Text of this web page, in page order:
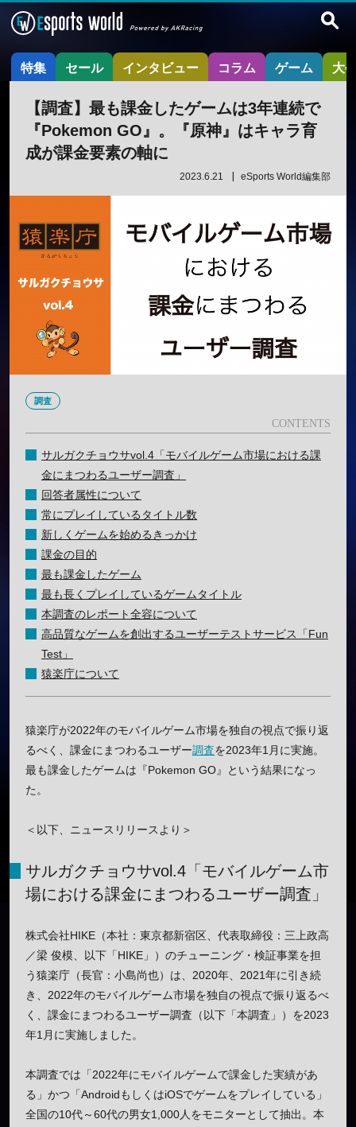
特集 セール インタビュー コラム ゲーム 大
【調査】最も課金したゲームは3年連続で
『Pokemon GO』。『原神』はキャラ育
成が課金要素の軸に
2023.6.21 eSports World編集部
調査
サルガクチョウサvol.4「モバイルゲーム市場における課
金にまつわるユーザー調査」
回答者属性について
常にプレイしているタイトル数
新しくゲームを始めるきっかけ
課金の目的
最も課金したゲーム
最も長くプレイしているゲームタイトル
本調査のレポート全容について
高品質なゲームを創出するユーザーテストサービス「Fun
Test」
猿楽庁について
猿楽庁が2022年のモバイルゲーム市場を独自の視点で振り返
るべく、課金にまつわるユーザー調査を2023年1月に実施。
最も課金したゲームは『Pokemon GO』という結果になっ
た。
＜以下、ニュースリリースより＞
サルガクチョウサvol.4「モバイルゲーム市
場における課金にまつわるユーザー調査」
株式会社HIKE（本社：東京都新宿区、代表取締役：三上政高
／梁 俊模、以下「HIKE」）のチューニング・検証事業を担
う猿楽庁（長官：小島尚也）は、2020年、2021年に引き続
き、2022年のモバイルゲーム市場を独自の視点で振り返るべ
く、課金にまつわるユーザー調査（以下「本調査」）を2023
年1月に実施しました。
本調査では「2022年にモバイルゲームで課金した実績があ
る」かつ「AndroidもしくはiOSでゲームをプレイしている」
全国の10代～60代の男女1,000人をモニターとして抽出。本